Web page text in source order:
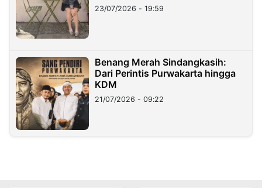
23/07/2026 - 19:59
Benang Merah Sindangkasih:
Dari Perintis Purwakarta hingga
KDM
21/07/2026 - 09:22